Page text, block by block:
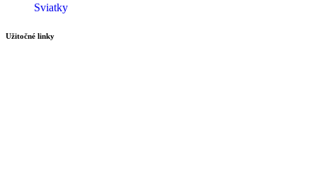
Sviatky
Užitočné linky